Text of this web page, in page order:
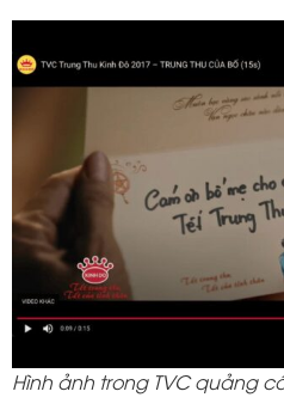
Hình ảnh trong TVC quảng